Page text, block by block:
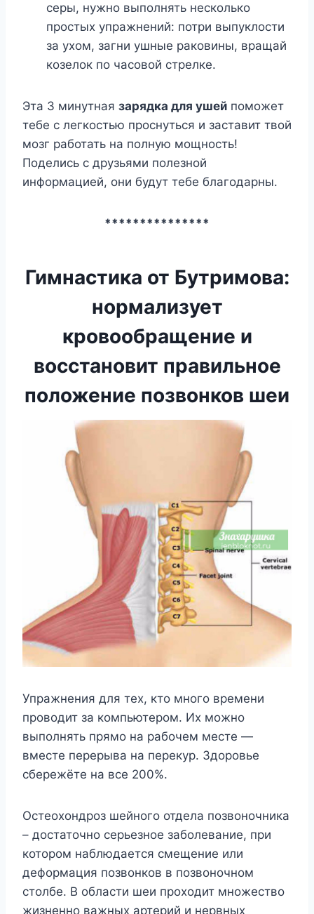
серы, нужно выполнять несколько
простых упражнений: потри выпуклости
за ухом, загни ушные раковины, вращай
козелок по часовой стрелке.
Эта 3 минутная зарядка для ушей поможет
тебе с легкостью проснуться и заставит твой
мозг работать на полную мощность!
Поделись с друзьями полезной
информацией, они будут тебе благодарны.
***************
Гимнастика от Бутримова:
нормализует
кровообращение и
восстановит правильное
положение позвонков шеи
Упражнения для тех, кто много времени
проводит за компьютером. Их можно
выполнять прямо на рабочем месте —
вместе перерыва на перекур. Здоровье
сбережёте на все 200%.
Остеохондроз шейного отдела позвоночника
– достаточно серьезное заболевание, при
котором наблюдается смещение или
деформация позвонков в позвоночном
столбе. В области шеи проходит множество
жизненно важных артерий и нервных